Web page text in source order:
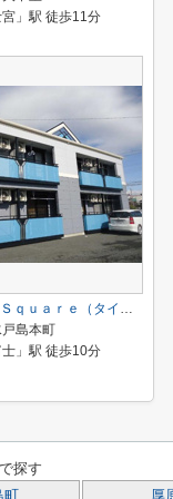
」駅 徒歩11分
Ｔｉｍｅ’ｓ Ｓｑｕａｒｅ（タイムズスクエア）
島本町
」駅 徒歩10分
探す
厚